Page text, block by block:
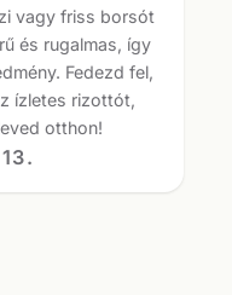
vagy friss borsót
és rugalmas, így
Fedezd fel,
ízletes rizottót,
otthon!